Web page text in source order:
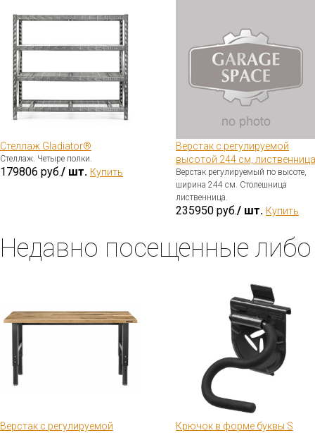
Стеллаж Gladiator®
Стеллаж. Четыре полки.
179806 руб./ шт. Купить
Верстак с регулируемой
высотой 244 см, лиственница
Верстак регулируемый по высоте,
ширина 244 см. Столешница
лиственница.
235950 руб./ шт. Купить
Недавно посещенные
Верстак с регулируемой
Крючок в форме буквы S